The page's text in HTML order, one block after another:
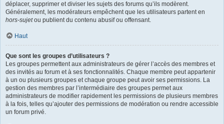
déplacer, supprimer et diviser les sujets des forums qu’ils modèrent.
Généralement, les modérateurs empêchent que les utilisateurs partent en
hors-sujetou publient du contenu abusif ou offensant.
Haut
Que sont les groupes d’utilisateurs ?
Les groupes permettent aux administrateurs de gérer l’accès des membres et
des invités au forum et à ses fonctionnalités. Chaque membre peut appartenir
à un ou plusieurs groupes et chaque groupe peut avoir ses permissions. La
gestion des membres par l’intermédiaire des groupes permet aux
administrateurs de modifier rapidement les permissions de plusieurs membres
à la fois, telles qu’ajouter des permissions de modération ou rendre accessible
un forum privé.